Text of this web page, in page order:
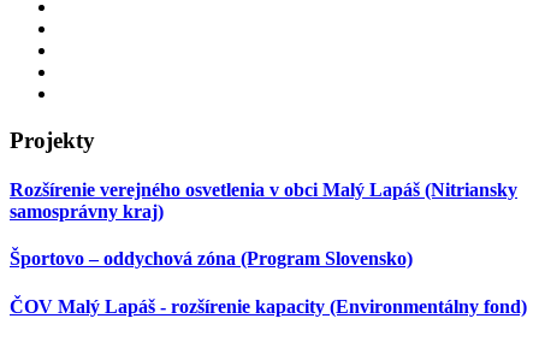
Projekty
Rozšírenie verejného osvetlenia v obci Malý Lapáš (Nitriansky
samosprávny kraj)
Športovo – oddychová zóna (Program Slovensko)
ČOV Malý Lapáš - rozšírenie kapacity (Environmentálny fond)